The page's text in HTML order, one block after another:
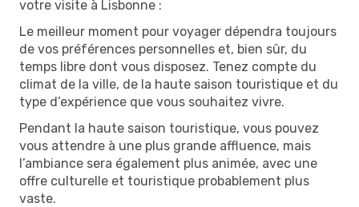
votre visite à Lisbonne :
Le meilleur moment pour voyager dépendra toujours
de vos préférences personnelles et, bien sûr, du
temps libre dont vous disposez. Tenez compte du
climat de la ville, de la haute saison touristique et du
type d’expérience que vous souhaitez vivre.
Pendant la haute saison touristique, vous pouvez
vous attendre à une plus grande affluence, mais
l’ambiance sera également plus animée, avec une
offre culturelle et touristique probablement plus
vaste.